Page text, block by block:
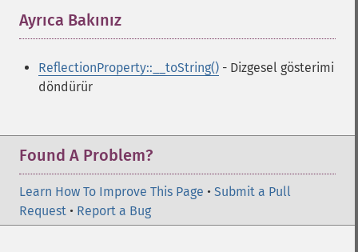
Ayrıca Bakınız
ReflectionProperty::__toString() - Dizgesel gösterimi
döndürür
Found A Problem?
Learn How To Improve This Page • Submit a Pull
Request • Report a Bug